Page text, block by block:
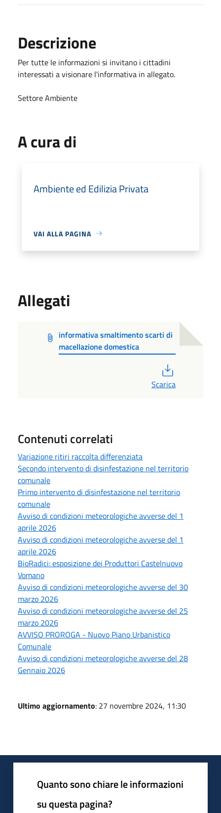
Descrizione
Per tutte le informazioni si invitano i cittadini
interessati a visionare l'informativa in allegato.
Settore Ambiente
A cura di
Ambiente ed Edilizia Privata
VAI ALLA PAGINA
Allegati
informativa smaltimento scarti di
macellazione domestica
Scarica
Contenuti correlati
Variazione ritiri raccolta differenziata
Secondo intervento di disinfestazione nel territorio
comunale
Primo intervento di disinfestazione nel territorio
comunale
Avviso di condizioni meteorologiche avverse del 1
aprile 2026
Avviso di condizioni meteorologiche avverse del 1
aprile 2026
BioRadici: esposizione dei Produttori Castelnuovo
Vomano
Avviso di condizioni meteorologiche avverse del 30
marzo 2026
Avviso di condizioni meteorologiche avverse del 25
marzo 2026
AVVISO PROROGA - Nuovo Piano Urbanistico
Comunale
Avviso di condizioni meteorologiche avverse del 28
Gennaio 2026
Ultimo aggiornamento: 27 novembre 2024, 11:30
Quanto sono chiare le informazioni
su questa pagina?